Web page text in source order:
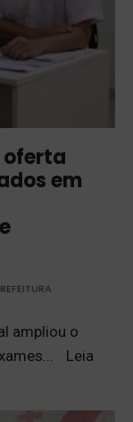
em
ampliou o
...
Leia